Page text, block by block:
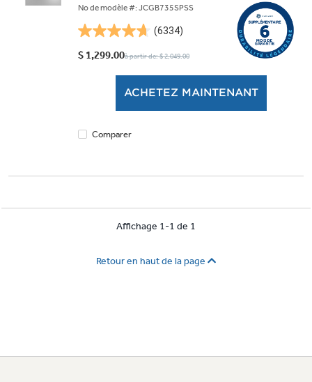
No de modèle #: JCGB735SPSS
(6334)
4.7
étoile(s)
$ 1,299.00à partir de: $ 2,049.00
ACHETEZ MAINTENANT
Comparer
Affichage 1-1 de 1
Retour en haut de la page